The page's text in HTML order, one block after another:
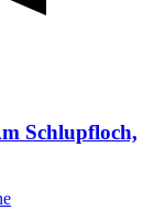
Schlupfloch,